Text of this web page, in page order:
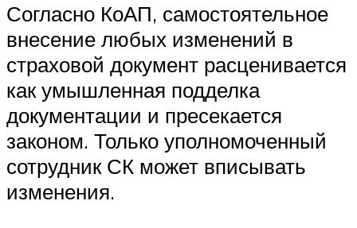
Согласно КоАП, самостоятельное
внесение любых изменений в
страховой документ расценивается
как умышленная подделка
документации и пресекается
законом. Только уполномоченный
сотрудник СК может вписывать
изменения.